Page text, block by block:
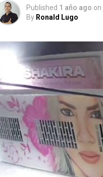
Published 1 año ago on
By Ronald Lugo